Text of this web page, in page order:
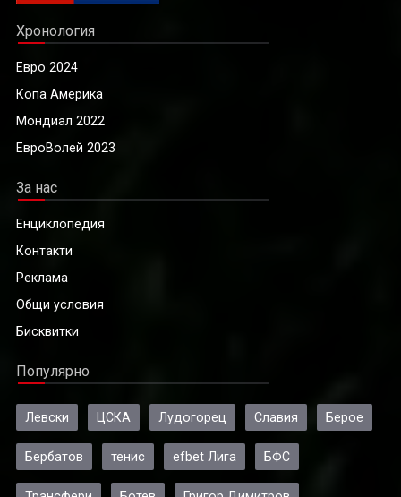
Хронология
Евро 2024
Копа Америка
Мондиал 2022
ЕвроВолей 2023
За нас
Енциклопедия
Контакти
Реклама
Общи условия
Бисквитки
Популярно
Левски ЦСКА Лудогорец Славия Берое
Бербатов тенис efbet Лига БФС